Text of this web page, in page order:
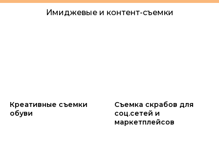
Имиджевые и контент-съемки
Креативные съемки
обуви
Съемка скрабов для
соц.сетей и
маркетплейсов